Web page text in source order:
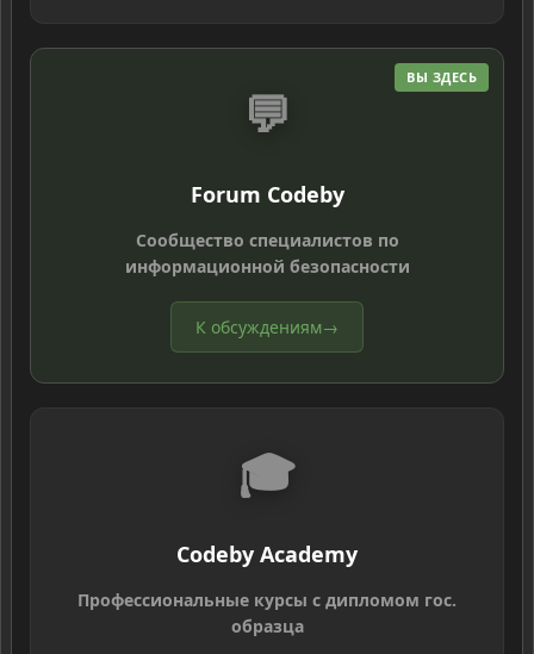
ВЫ ЗДЕСЬ
💬
Forum Codeby
Сообщество специалистов по
информационной безопасности
К обсуждениям→
🎓
Codeby Academy
Профессиональные курсы с дипломом гос.
образца